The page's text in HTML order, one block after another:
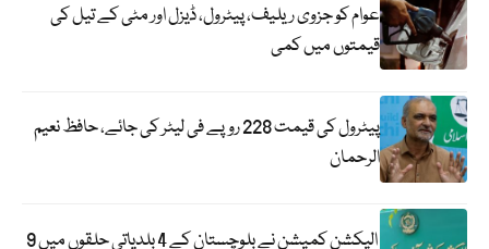
عوام کو جزوی ریلیف، پیٹرول، ڈیزل اور مٹی کے تیل کی
قیمتوں میں کمی
پیٹرول کی قیمت 228 روپے فی لیٹر کی جائے، حافظ نعیم
الرحمان
الیکشن کمیشن نے بلوچستان کے 4 بلدیاتی حلقوں میں 9